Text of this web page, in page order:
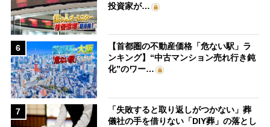
投資家が…
6
【首都圏の不動産価格「危ない駅」ラ
ンキング】“中古マンション売れ行き鈍
化”のワー…
7
「失敗すると取り返しがつかない」葬
儀社の手を借りない「DIY葬」の落とし